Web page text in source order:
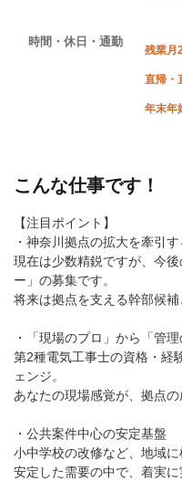
時間・休日・通勤
残業月
直帰・
年末年
こんな仕事です！
【注目ポイント】
・神奈川拠点の拡大を牽引
現在は少数精鋭ですが、今
ー」の募集です。
将来は拠点を支える幹部候補
・「現場のプロ」から「管
第2種電気工事士の資格・経
ェンジ。
あなたの現場感覚が、拠点の
・公共案件中心の安定基盤
小中学校の改修など、地域に
安定した需要の中で、着実